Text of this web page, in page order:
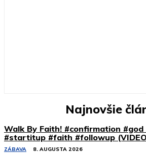
Najnovšie
Walk By Faith! #confirmation
#startitup #faith #followup
ZÁBAVA 8. AUGUSTA 2026